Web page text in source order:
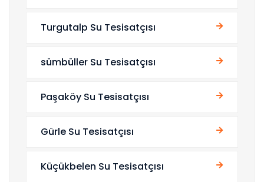
Turgutalp Su Tesisatçısı
sümbüller Su Tesisatçısı
Paşaköy Su Tesisatçısı
Gürle Su Tesisatçısı
Küçükbelen Su Tesisatçısı